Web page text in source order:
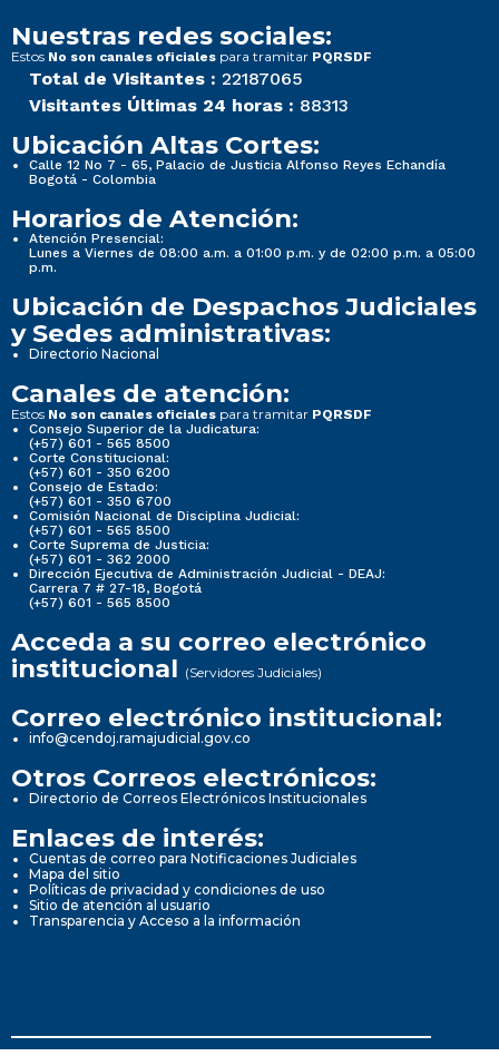
Nuestras redes sociales:
Estos No son canales oficiales para tramitar PQRSDF
Total de Visitantes : 22187065
Visitantes Últimas 24 horas : 88313
Ubicación Altas Cortes:
Calle 12 No 7 - 65, Palacio de Justicia Alfonso Reyes Echandía
Bogotá - Colombia
Horarios de Atención:
Atención Presencial:
Lunes a Viernes de 08:00 a.m. a 01:00 p.m. y de 02:00 p.m. a 05:00
p.m.
Ubicación de Despachos Judiciales
y Sedes administrativas:
Directorio Nacional
Canales de atención:
Estos No son canales oficiales para tramitar PQRSDF
Consejo Superior de la Judicatura:
(+57) 601 - 565 8500
Corte Constitucional:
(+57) 601 - 350 6200
Consejo de Estado:
(+57) 601 - 350 6700
Comisión Nacional de Disciplina Judicial:
(+57) 601 - 565 8500
Corte Suprema de Justicia:
(+57) 601 - 362 2000
Dirección Ejecutiva de Administración Judicial - DEAJ:
Carrera 7 # 27-18, Bogotá
(+57) 601 - 565 8500
Acceda a su correo electrónico
institucional (Servidores Judiciales)
Correo electrónico institucional:
info@cendoj.ramajudicial.gov.co
Otros Correos electrónicos:
Directorio de Correos Electrónicos Institucionales
Enlaces de interés:
Cuentas de correo para Notificaciones Judiciales
Mapa del sitio
Políticas de privacidad y condiciones de uso
Sitio de atención al usuario
Transparencia y Acceso a la información